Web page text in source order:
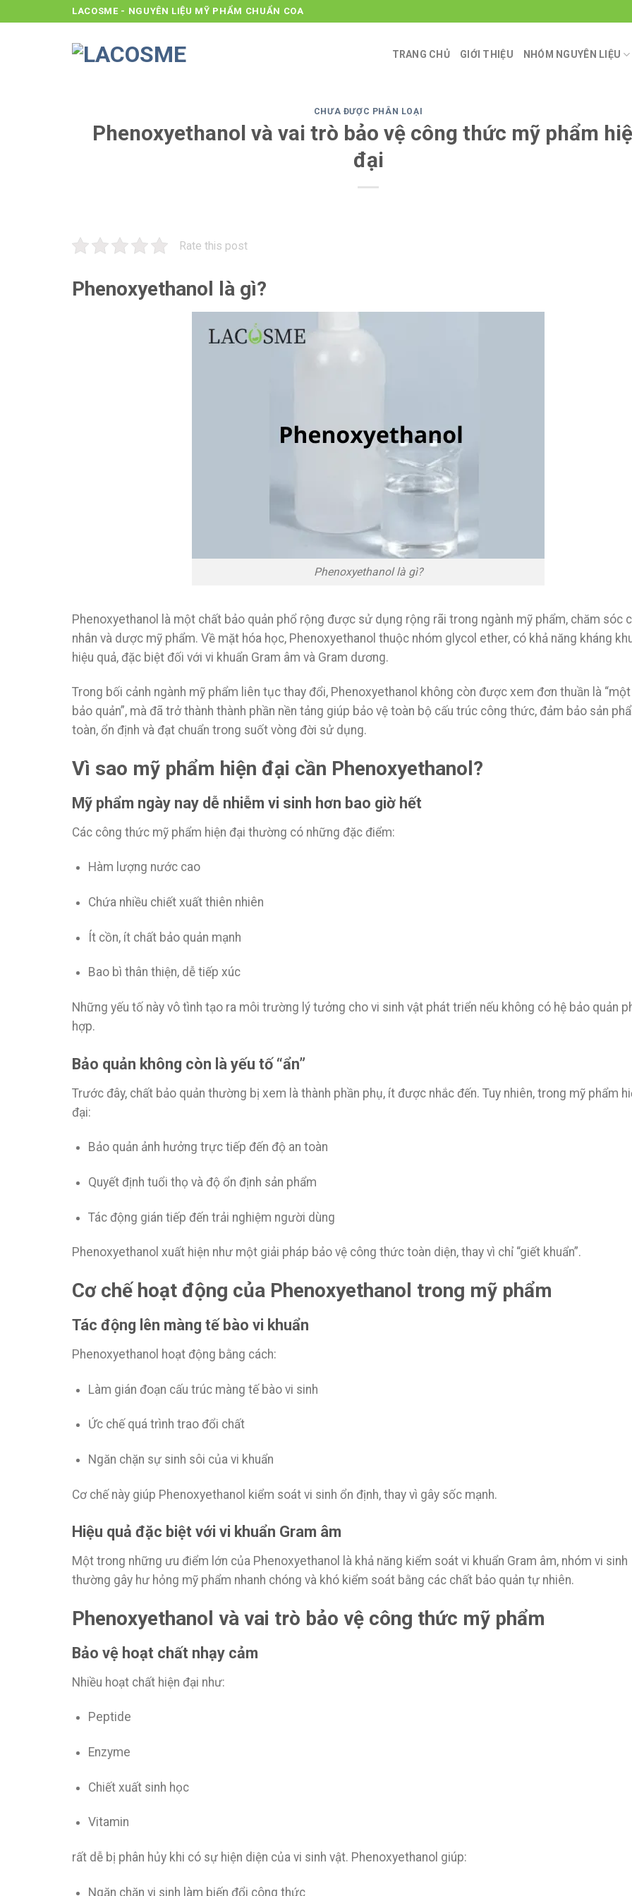
LACOSME - NGUYÊN LIỆU MỸ PHẨM CHUẨN COA
TRANG CHỦ GIỚI THIỆU NHÓM NGUYÊN LIỆU
CHƯA ĐƯỢC PHÂN LOẠI
Phenoxyethanol và vai trò bảo vệ công thức mỹ phẩm
đại
Rate this post
Phenoxyethanol là gì?
Phenoxyethanol là gì?
Phenoxyethanol là một chất bảo quản phổ rộng được sử dụng rộng rãi trong ngành mỹ phẩm, chăm sóc
nhân và dược mỹ phẩm. Về mặt hóa học, Phenoxyethanol thuộc nhóm glycol ether, có khả năng kháng
hiệu quả, đặc biệt đối với vi khuẩn Gram âm và Gram dương.
Trong bối cảnh ngành mỹ phẩm liên tục thay đổi, Phenoxyethanol không còn được xem đơn thuần là
bảo quản”, mà đã trở thành thành phần nền tảng giúp bảo vệ toàn bộ cấu trúc công thức, đảm bảo sản
toàn, ổn định và đạt chuẩn trong suốt vòng đời sử dụng.
Vì sao mỹ phẩm hiện đại cần Phenoxyethanol?
Mỹ phẩm ngày nay dễ nhiễm vi sinh hơn bao giờ hết
Các công thức mỹ phẩm hiện đại thường có những đặc điểm:
Hàm lượng nước cao
Chứa nhiều chiết xuất thiên nhiên
Ít cồn, ít chất bảo quản mạnh
Bao bì thân thiện, dễ tiếp xúc
Những yếu tố này vô tình tạo ra môi trường lý tưởng cho vi sinh vật phát triển nếu không có hệ bảo quản
hợp.
Bảo quản không còn là yếu tố “ẩn”
Trước đây, chất bảo quản thường bị xem là thành phần phụ, ít được nhắc đến. Tuy nhiên, trong mỹ phẩm
đại:
Bảo quản ảnh hưởng trực tiếp đến độ an toàn
Quyết định tuổi thọ và độ ổn định sản phẩm
Tác động gián tiếp đến trải nghiệm người dùng
Phenoxyethanol xuất hiện như một giải pháp bảo vệ công thức toàn diện, thay vì chỉ “giết khuẩn”.
Cơ chế hoạt động của Phenoxyethanol trong mỹ phẩm
Tác động lên màng tế bào vi khuẩn
Phenoxyethanol hoạt động bằng cách:
Làm gián đoạn cấu trúc màng tế bào vi sinh
Ức chế quá trình trao đổi chất
Ngăn chặn sự sinh sôi của vi khuẩn
Cơ chế này giúp Phenoxyethanol kiểm soát vi sinh ổn định, thay vì gây sốc mạnh.
Hiệu quả đặc biệt với vi khuẩn Gram âm
Một trong những ưu điểm lớn của Phenoxyethanol là khả năng kiểm soát vi khuẩn Gram âm, nhóm vi sinh
thường gây hư hỏng mỹ phẩm nhanh chóng và khó kiểm soát bằng các chất bảo quản tự nhiên.
Phenoxyethanol và vai trò bảo vệ công thức mỹ phẩm
Bảo vệ hoạt chất nhạy cảm
Nhiều hoạt chất hiện đại như:
Peptide
Enzyme
Chiết xuất sinh học
Vitamin
rất dễ bị phân hủy khi có sự hiện diện của vi sinh vật. Phenoxyethanol giúp:
Ngăn chặn vi sinh làm biến đổi công thức